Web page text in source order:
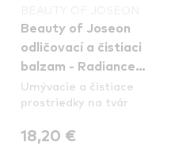
Beauty of Joseon
odličovací a čistiaci
balzam - Radiance
Cleansing Balm
Umývacie a čistiace
prostriedky na tvár
18,20 €